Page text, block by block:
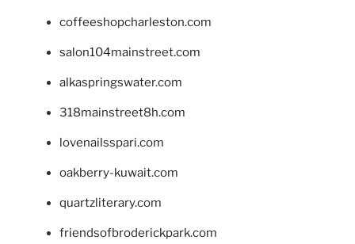
coffeeshopcharleston.com
salon104mainstreet.com
alkaspringswater.com
318mainstreet8h.com
lovenailsspari.com
oakberry-kuwait.com
quartzliterary.com
friendsofbroderickpark.com